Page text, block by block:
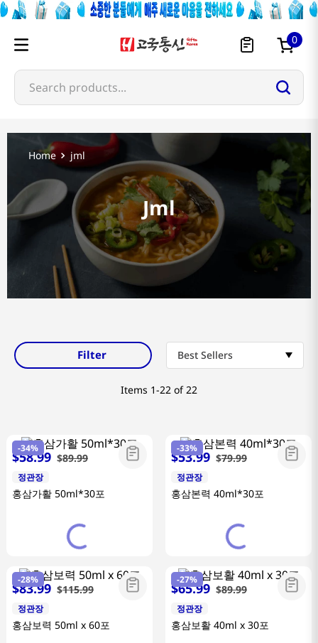
0
Search products...
jml
Jml
Filter Best Sellers
Items 1-22 of 22
-34%
$58.99 $89.99
정관장
홍삼가활 50ml*30포
-33%
$53.99 $79.99
정관장
홍삼본력 40ml*30포
-28%
$83.99 $115.99
정관장
홍삼보력 50ml x 60포
-27%
$65.99 $89.99
정관장
홍삼보활 40ml x 30포